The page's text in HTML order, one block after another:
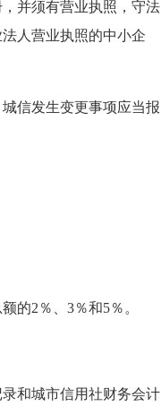
并须有营业执照，守法
人营业执照的中小企
信发生变更事项应当报
2％、3％和5％。
和城市信用社财务会计